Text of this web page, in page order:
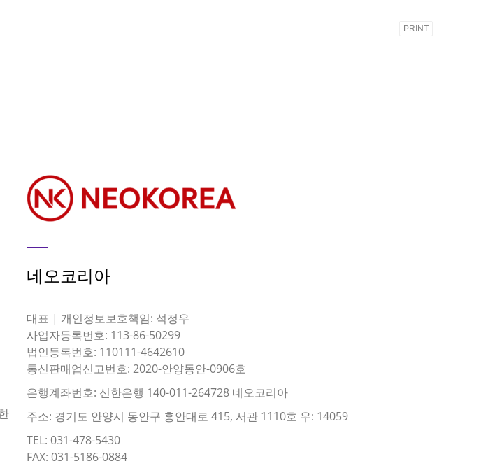
PRINT
네오코리아
대표 | 개인정보보호책임: 석정우
사업자등록번호: 113-86-50299
법인등록번호: 110111-4642610
통신판매업신고번호: 2020-안양동안-0906호
은행계좌번호: 신한은행 140-011-264728 네오코리아
주소: 경기도 안양시 동안구 흥안대로 415, 서관 1110호 우: 14059
TEL: 031-478-5430
FAX: 031-5186-0884